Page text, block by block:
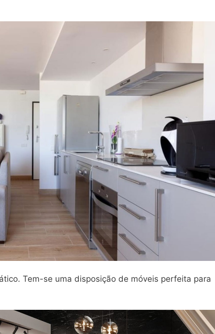
Tem-se uma disposição de móveis perfeita para